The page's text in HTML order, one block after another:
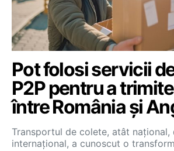
Pot folosi servicii
P2P pentru a
între România și
Transportul de colete, atât național,
internațional, a cunoscut o